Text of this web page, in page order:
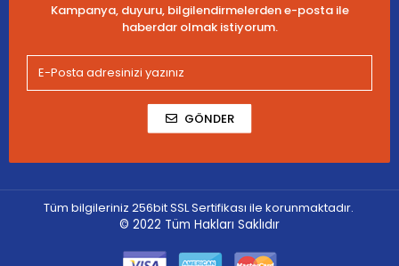
Kampanya, duyuru, bilgilendirmelerden e-posta ile
haberdar olmak istiyorum.
GÖNDER
Tüm bilgileriniz 256bit SSL Sertifikası ile korunmaktadır.
© 2022 Tüm Hakları Saklıdır